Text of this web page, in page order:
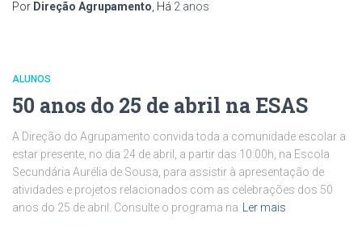
Por Direção Agrupamento , Há 2 anos
ALUNOS
50 anos do 25 de abril na ESAS
A Direção do Agrupamento convida toda a comunidade escolar a
estar presente, no dia 24 de abril, a partir das 10:00h, na Escola
Secundária Aurélia de Sousa, para assistir à apresentação de
atividades e projetos relacionados com as celebrações dos 50
anos do 25 de abril. Consulte o programa na
Ler mais